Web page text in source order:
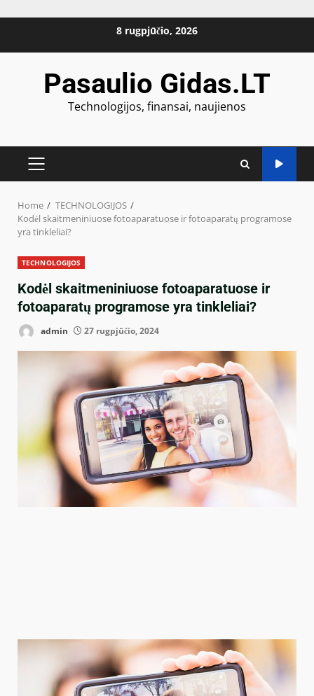
8 rugpjūčio, 2026
Pasaulio Gidas.LT
Technologijos, finansai, naujienos
PRIMARY
Home
TECHNOLOGIJOS
Kodėl skaitmeniniuose fotoaparatuose ir fotoaparatų programose
yra tinkleliai?
TECHNOLOGIJOS
Kodėl skaitmeniniuose fotoaparatuose ir
fotoaparatų programose yra tinkleliai?
admin 27 rugpjūčio, 2024